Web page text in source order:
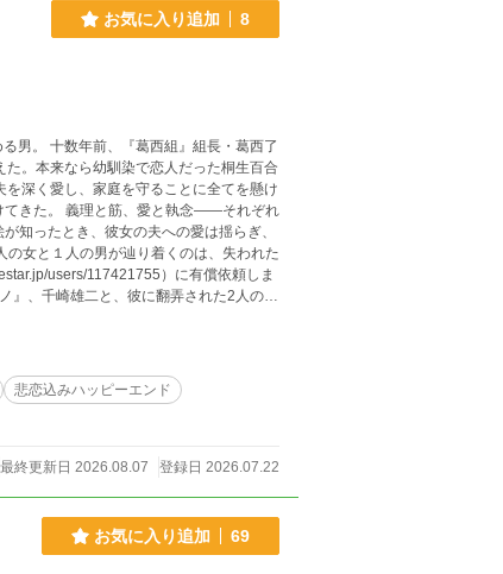
お気に入り追加 8
男。 十数年前、『葛西組』組長・葛西了
。本来なら幼馴染で恋人だった桐生百合
てきた。 義理と筋、愛と執念――それぞれ
すが、『組カノ』https://estar.jp/novels/2
②桐生百合香・④葛西了道をお読みいた
悲恋込みハッピーエンド
最終更新日 2026.08.07 登録日 2026.07.22
お気に入り追加 69